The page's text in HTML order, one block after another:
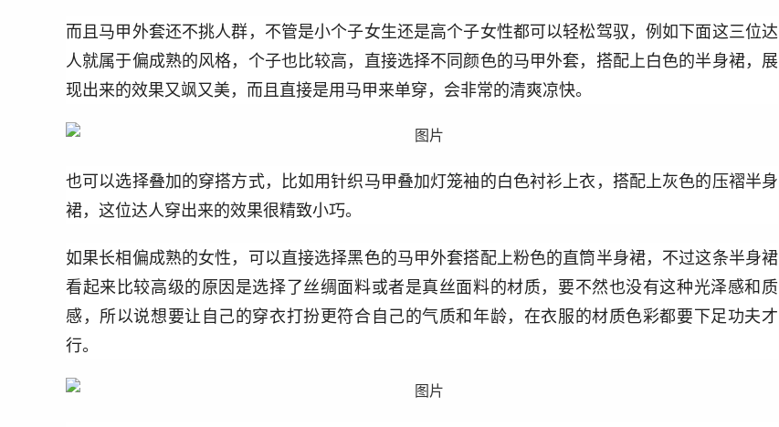
而且马甲外套还不挑人群，不管是小个子女生还是高个子女性都可以轻松驾驭，例如下面这三位达
人就属于偏成熟的风格，个子也比较高，直接选择不同颜色的马甲外套，搭配上白色的半身裙，展
现出来的效果又飒又美，而且直接是用马甲来单穿，会非常的清爽凉快。
也可以选择叠加的穿搭方式，比如用针织马甲叠加灯笼袖的白色衬衫上衣，搭配上灰色的压褶半身
裙，这位达人穿出来的效果很精致小巧。
如果长相偏成熟的女性，可以直接选择黑色的马甲外套搭配上粉色的直筒半身裙，不过这条半身裙
看起来比较高级的原因是选择了丝绸面料或者是真丝面料的材质，要不然也没有这种光泽感和质
感，所以说想要让自己的穿衣打扮更符合自己的气质和年龄，在衣服的材质色彩都要下足功夫才
行。